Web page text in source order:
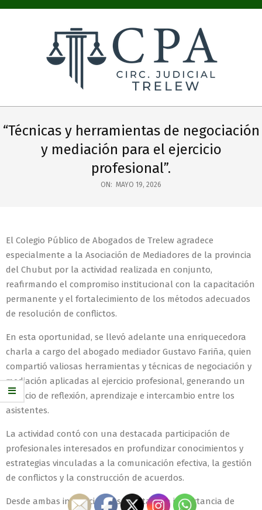
COLEGIO
PÚBLICO
ABOGADOS
TRELEW
“Técnicas y herramientas de negociación
y mediación para el ejercicio
profesional”.
ON: MAYO 19, 2026
El Colegio Público de Abogados de Trelew agradece
especialmente a la Asociación de Mediadores de la provincia
del Chubut por la actividad realizada en conjunto,
reafirmando el compromiso institucional con la capacitación
permanente y el fortalecimiento de los métodos adecuados
de resolución de conflictos.
En esta oportunidad, se llevó adelante una enriquecedora
charla a cargo del abogado mediador Gustavo Fariña, quien
compartió valiosas herramientas y técnicas de negociación y
mediación aplicadas al ejercicio profesional, generando un
espacio de reflexión, aprendizaje e intercambio entre los
asistentes.
La actividad contó con una destacada participación de
profesionales interesados en profundizar conocimientos y
estrategias vinculadas a la comunicación efectiva, la gestión
de conflictos y la construcción de acuerdos.
Desde ambas instituciones se destacó la importancia de